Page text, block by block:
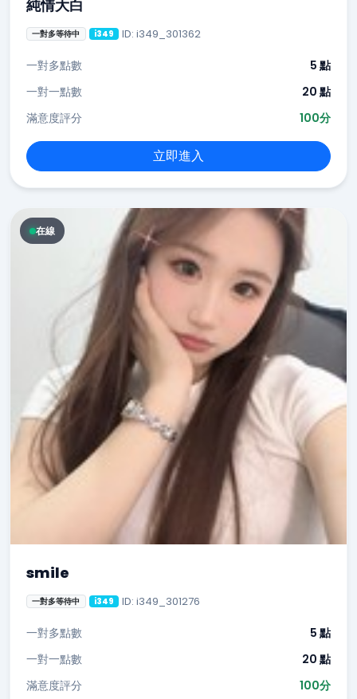
純情大白
一對多等待中 i349 ID: i349_301362
一對多點數
5 點
一對一點數
20 點
滿意度評分
100分
立即進入
在線
smile
一對多等待中 i349 ID: i349_301276
一對多點數
5 點
一對一點數
20 點
滿意度評分
100分